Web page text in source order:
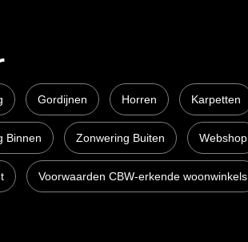
Gordijnen Horren Karpetten
Binnen Zonwering Buiten Webshop
Voorwaarden CBW-erkende woonwinkels